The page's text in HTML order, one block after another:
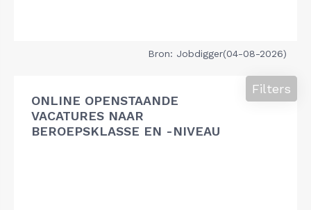
Bron: Jobdigger(04-08-2026)
ONLINE OPENSTAANDE
VACATURES NAAR
BEROEPSKLASSE EN -NIVEAU
Filters